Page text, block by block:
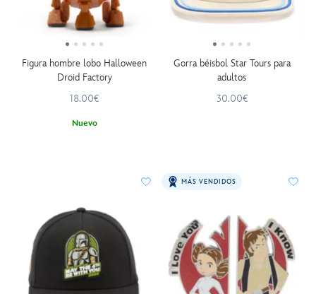
Figura hombre lobo Halloween
Droid Factory
18.00€
Nuevo
Gorra béisbol Star Tours para
adultos
30.00€
MÁS VENDIDOS